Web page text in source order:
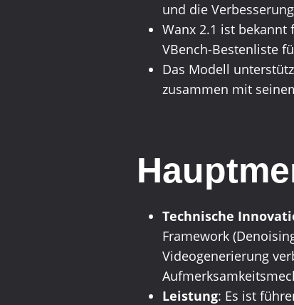
und die
Wanx 2.1 ist bekannt
VBench-Bestenliste
Das Modell
zusammen mit
Technische
Framework
Videogenerierung
Leistung: Es ist